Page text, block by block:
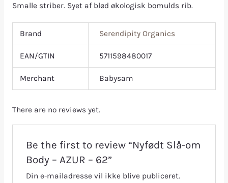
Smalle striber. Syet af blød økologisk bomulds rib.
Brand Serendipity Organics
EAN/GTIN 5711598480017
Merchant Babysam
There are no reviews yet.
Be the first to review “Nyfødt Slå-om
Body – AZUR – 62”
Din e-mailadresse vil ikke blive publiceret.